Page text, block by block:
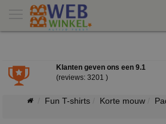
Klanten geven ons een 9.1
(reviews: 3201 )
Fun T-shirts Korte mouw